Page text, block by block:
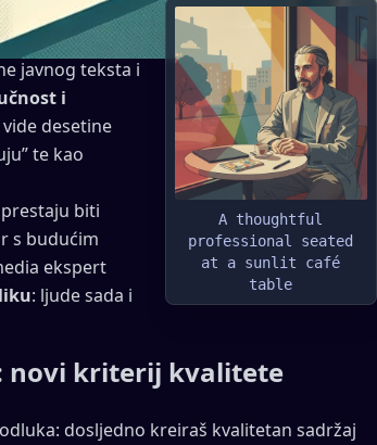
A thoughtful
professional seated
at a sunlit café
table
stalno uče. Dok
poput
javnog teksta i
i
desetine
te kao
biti
s budućim
ekspert
: ljude sada i
novi kriterij kvalitete
dosljedno kreiraš kvalitetan sadržaj